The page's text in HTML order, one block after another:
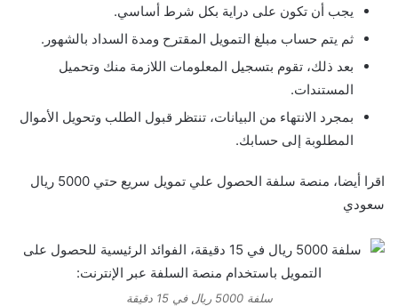
يجب أن تكون على دراية بكل شرط أساسي.
ثم يتم حساب مبلغ التمويل المقترح ومدة السداد بالشهور.
بعد ذلك، تقوم بتسجيل المعلومات اللازمة منك وتحميل
المستندات.
بمجرد الانتهاء من البيانات، تنتظر قبول الطلب وتحويل الأموال
المطلوبة إلى حسابك.
اقرا أيضا، منصة سلفة الحصول علي تمويل سريع حتي 5000 ريال
سعودي
سلفة 5000 ريال في 15 دقيقة